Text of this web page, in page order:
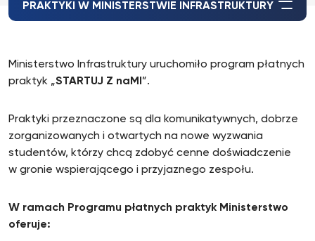
PRAKTYKI W MINISTERSTWIE INFRASTRUKTURY
Ministerstwo Infrastruktury uruchomiło program płatnych
praktyk „STARTUJ Z naMI ”.
Praktyki przeznaczone są dla komunikatywnych, dobrze
zorganizowanych i otwartych na nowe wyzwania
studentów, którzy chcą zdobyć cenne doświadczenie
w gronie wspierającego i przyjaznego zespołu.
W ramach Programu płatnych praktyk Ministerstwo
oferuje: